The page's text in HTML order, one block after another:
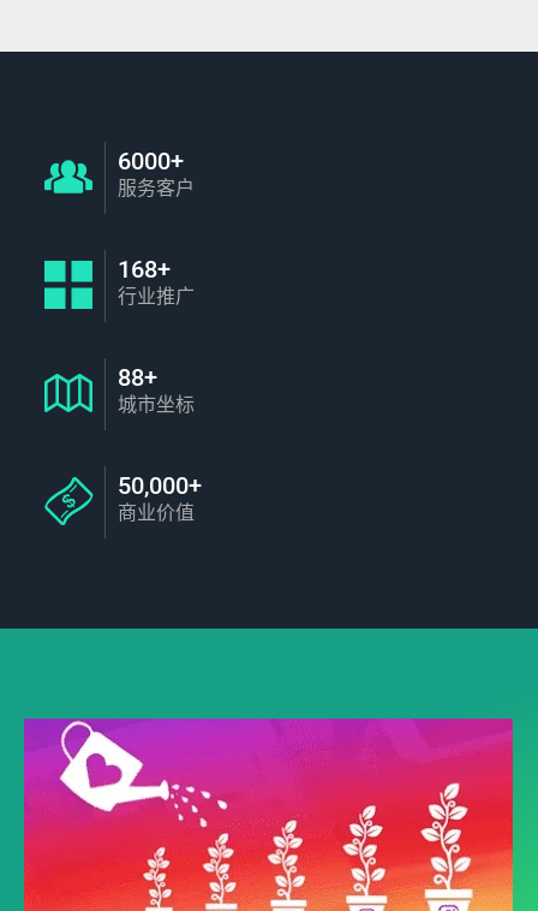
6000+
服务客户
168+
行业推广
88+
城市坐标
50,000+
商业价值